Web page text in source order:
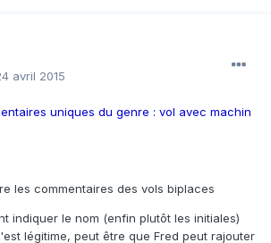
avril 2015
uniques du genre : vol avec machin
les commentaires des vols biplaces
indiquer le nom (enfin plutôt les initiales)
légitime, peut être que Fred peut rajouter